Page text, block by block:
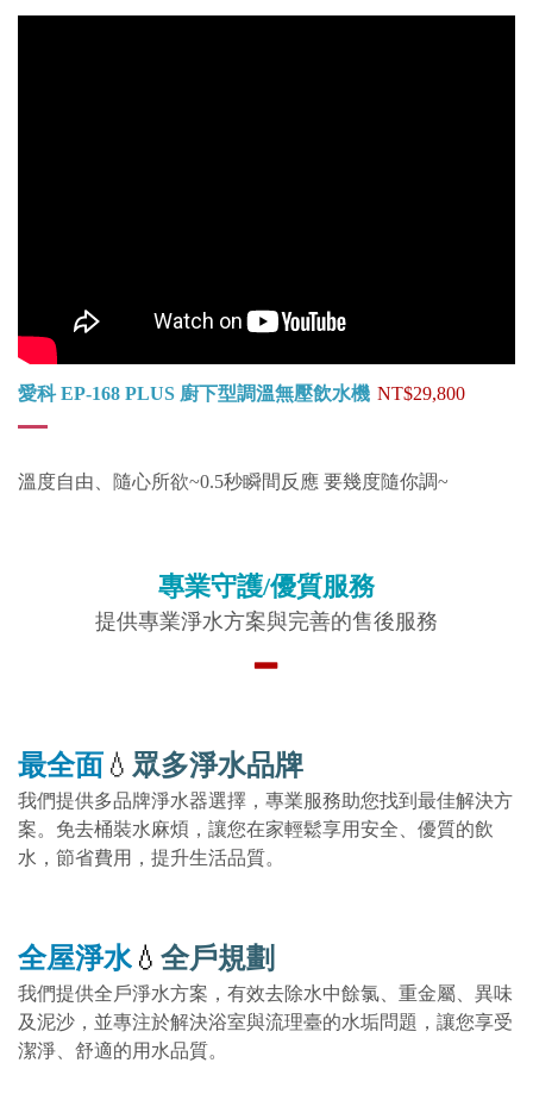
愛科 EP-168 PLUS 廚下型調溫無壓飲水機 NT$29,800
溫度自由、隨心所欲~0.5秒瞬間反應 要幾度隨你調~
專業守護/優質服務
提供專業淨水方案與完善的售後服務
▂
最全面 💧 眾多淨水品牌
我們提供多品牌淨水器選擇，專業服務助您找到最佳解決方
案。免去桶裝水麻煩，讓您在家輕鬆享用安全、優質的飲
水，節省費用，提升生活品質。
全屋淨水 💧 全戶規劃
我們提供全戶淨水方案，有效去除水中餘氯、重金屬、異味
及泥沙，並專注於解決浴室與流理臺的水垢問題，讓您享受
潔淨、舒適的用水品質。